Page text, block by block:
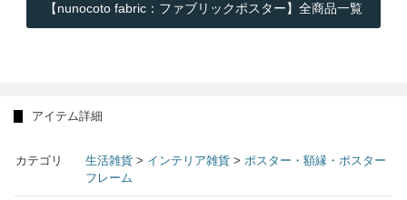
【nunocoto fabric：ファブリックポスター】全商品一覧
アイテム詳細
カテゴリ 生活雑貨 > インテリア雑貨 > ポスター・額縁・ポスター
フレーム